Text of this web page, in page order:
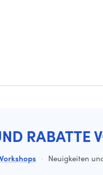
RABATTE
· Neuigkeiten